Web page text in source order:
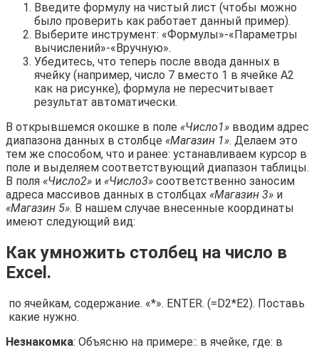
Введите формулу на чистый лист (чтобы можно
было проверить как работает данный пример).
Выберите инструмент: «Формулы»-«Параметры
вычислений»-«Вручную».
Убедитесь, что теперь после ввода данных в
ячейку (например, число 7 вместо 1 в ячейке A2
как на рисунке), формула не пересчитывает
результат автоматически.
В открывшемся окошке в поле «Число1» вводим адрес
диапазона данных в столбце «Магазин 1». Делаем это
тем же способом, что и ранее: устанавливаем курсор в
поле и выделяем соответствующий диапазон таблицы.
В поля «Число2» и «Число3» соответственно заносим
адреса массивов данных в столбцах «Магазин 3» и
«Магазин 5». В нашем случае внесенные координаты
имеют следующий вид:
Как умножить столбец на число в
Excel.
​ по ячейкам, содержание​.​ «*».​ ENTER. (=D2*E2). Поставь​
​ какие нужно.​
​Незнакомка​​: Объясню на примере:​: в ячейке, где​: в